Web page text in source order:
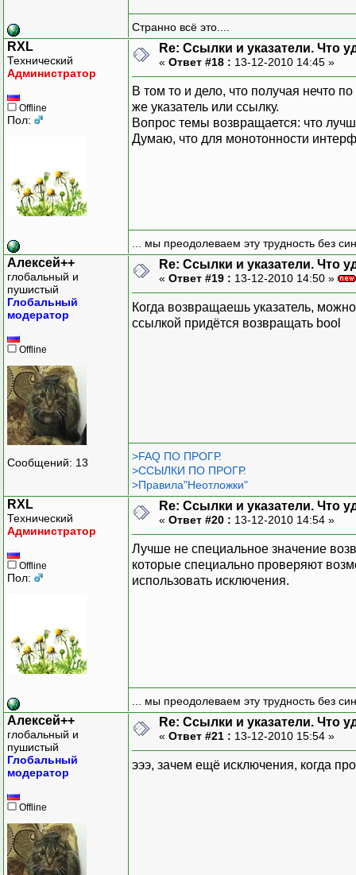
Странно всё это....
RXL
Технический
Администратор
Offline
Пол:
Re: Ссылки и указатели. Что
« Ответ #18 : 13-12-2010 14:45 »
В том то и дело, что получая нечто
же указатель или ссылку.
Вопрос темы возвращается: что
Думаю, что для монотонности
... мы преодолеваем эту трудность без
Алексей++
глобальный и
пушистый
Глобальный
модератор
Offline
Сообщений: 13
Re: Ссылки и указатели. Что
« Ответ #19 : 13-12-2010 14:50 »
Когда возвращаешь указатель,
ссылкой придётся возвращать bool
>FAQ ПО ПРОГР.
>ССЫЛКИ ПО ПРОГР.
>Правила"Неотложки"
RXL
Технический
Администратор
Offline
Пол:
Re: Ссылки и указатели. Что
« Ответ #20 : 13-12-2010 14:54 »
Лучше не специальное значение
которые специально проверяют
использовать исключения.
... мы преодолеваем эту трудность без
Алексей++
глобальный и
пушистый
Глобальный
модератор
Offline
Re: Ссылки и указатели. Что
« Ответ #21 : 13-12-2010 15:54 »
эээ, зачем ещё исключения, когда